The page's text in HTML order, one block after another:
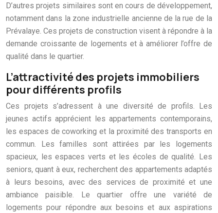
D’autres projets similaires sont en cours de développement,
notamment dans la zone industrielle ancienne de la rue de la
Prévalaye. Ces projets de construction visent à répondre à la
demande croissante de logements et à améliorer l’offre de
qualité dans le quartier.
L’attractivité des projets immobiliers
pour différents profils
Ces projets s’adressent à une diversité de profils. Les
jeunes actifs apprécient les appartements contemporains,
les espaces de coworking et la proximité des transports en
commun. Les familles sont attirées par les logements
spacieux, les espaces verts et les écoles de qualité. Les
seniors, quant à eux, recherchent des appartements adaptés
à leurs besoins, avec des services de proximité et une
ambiance paisible. Le quartier offre une variété de
logements pour répondre aux besoins et aux aspirations